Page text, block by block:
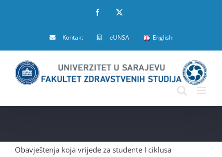
Facebook
Kontakt eUNSA English
Obavještenja koja vrijede za studente I ciklusa